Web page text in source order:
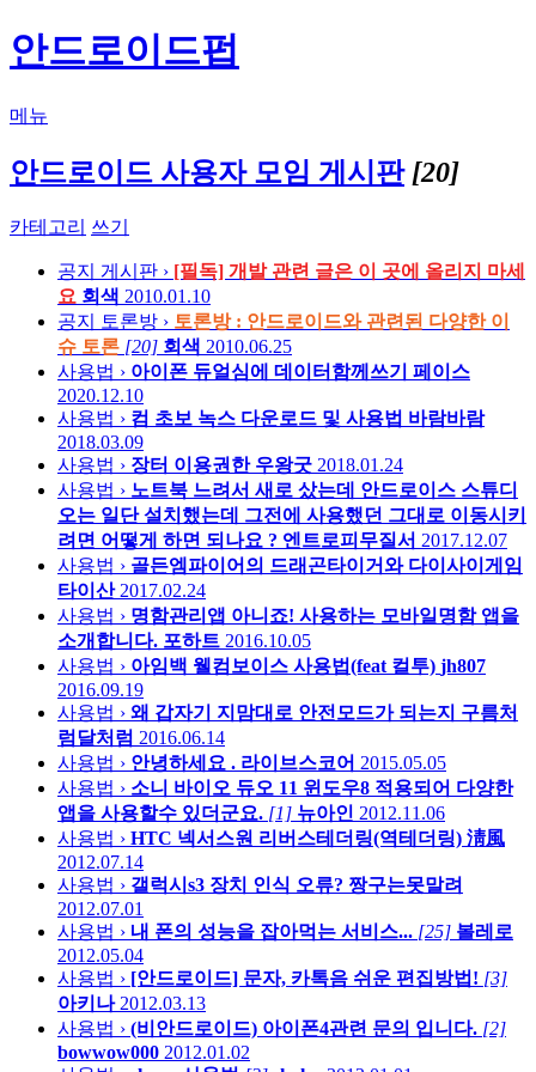
안드로이드펍
메뉴
안드로이드 사용자 모임 게시판 [20]
카테고리 쓰기
공지 게시판 › [필독] 개발 관련 글은 이 곳에 올리지 마세
요 회색 2010.01.10
공지
토론방 › 토론방 : 안드로이드와 관련된 다양한 이
슈 토론 [20] 회색 2010.06.25
사용법 › 아이폰 듀얼심에 데이터함께쓰기 페이스
2020.12.10
사용법 › 컴 초보 녹스 다운로드 및 사용법 바람바람
2018.03.09
사용법 › 장터 이용권한 우왕굿 2018.01.24
사용법 › 노트북 느려서 새로 샀는데 안드로이스 스튜디
오는 일단 설치했는데 그전에 사용했던 그대로 이동시키
려면 어떻게 하면 되나요 ? 엔트로피무질서 2017.12.07
사용법 › 골든엠파이어의 드래곤타이거와 다이사이게임
타이산 2017.02.24
사용법 › 명함관리앱 아니죠! 사용하는 모바일명함 앱을
소개합니다. 포하트 2016.10.05
사용법 › 아임백 웰컴보이스 사용법(feat 컬투) jh807
2016.09.19
사용법 › 왜 갑자기 지맘대로 안전모드가 되는지 구름처
럼달처럼 2016.06.14
사용법 › 안녕하세요 . 라이브스코어 2015.05.05
사용법 › 소니 바이오 듀오 11 윈도우8 적용되어 다양한
앱을 사용할수 있더군요. [1] 뉴아인 2012.11.06
사용법 › HTC 넥서스원 리버스테더링(역테더링) 淸風
2012.07.14
사용법 › 갤럭시s3 장치 인식 오류? 짱구는못말려
2012.07.01
사용법 › 내 폰의 성능을 잡아먹는 서비스... [25] 볼레로
2012.05.04
사용법 › [안드로이드] 문자, 카톡음 쉬운 편집방법! [3]
아키나 2012.03.13
사용법 › (비안드로이드) 아이폰4관련 문의 입니다. [2]
bowwow000 2012.01.02